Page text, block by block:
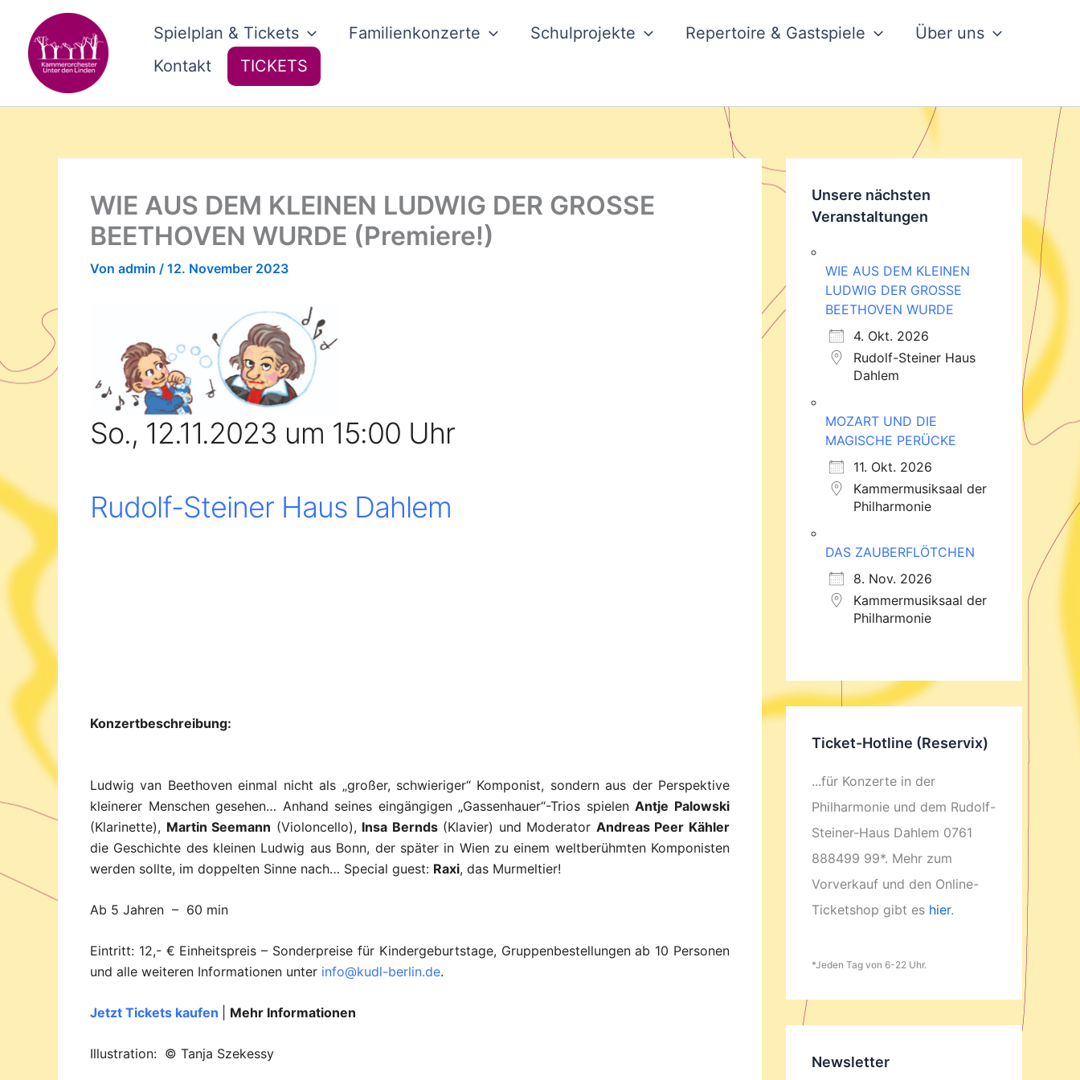
springen
Spielplan & Tickets Familienkonzerte Schulprojekte Repertoire & Gastspiele
Über uns
Kontakt
TICKETS
WIE AUS DEM KLEINEN LUDWIG DER GROSSE
BEETHOVEN WURDE (Premiere!)
Von admin / 12. November 2023
So., 12.11.2023 um 15:00 Uhr
Rudolf-Steiner Haus Dahlem
Konzertbeschreibung:
Ludwig van Beethoven einmal nicht als „großer, schwieriger“ Komponist, sondern aus der Perspektive
kleinerer Menschen gesehen… Anhand seines eingängigen „Gassenhauer“-Trios spielenAntje Palowski
(Klarinette), Martin Seemann (Violoncello), Insa Bernds(Klavier) und Moderator Andreas Peer Kähler
die Geschichte des kleinen Ludwig aus Bonn, der später in Wien zu einem weltberühmten Komponisten
werden sollte, im doppelten Sinne nach… Special guest: Raxi, das Murmeltier!
Ab 5 Jahren – 60 min
Eintritt: 12,- € Einheitspreis – Sonderpreise für Kindergeburtstage, Gruppenbestellungen ab 10 Personen
und alle weiteren Informationen unter info@kudl-berlin.de.
Jetzt Tickets kaufen Mehr Informationen
Illustration: © Tanja Szekessy
Unsere nächsten
Veranstaltungen
WIE AUS DEM KLEINEN
LUDWIG DER GROSSE
BEETHOVEN WURDE
4. Okt. 2026
Rudolf-Steiner Haus
Dahlem
MOZART UND DIE
MAGISCHE PERÜCKE
11. Okt. 2026
Kammermusiksaal der
Philharmonie
DAS ZAUBERFLÖTCHEN
8. Nov. 2026
Kammermusiksaal der
Philharmonie
Ticket-Hotline (Reservix)
...für Konzerte in der
Philharmonie und dem Rudolf-
Steiner-Haus Dahlem 0761
888499 99*. Mehr zum
Vorverkauf und den Online-
Ticketshop gibt es hier.
*Jeden Tag von 6-22 Uhr.
Newsletter